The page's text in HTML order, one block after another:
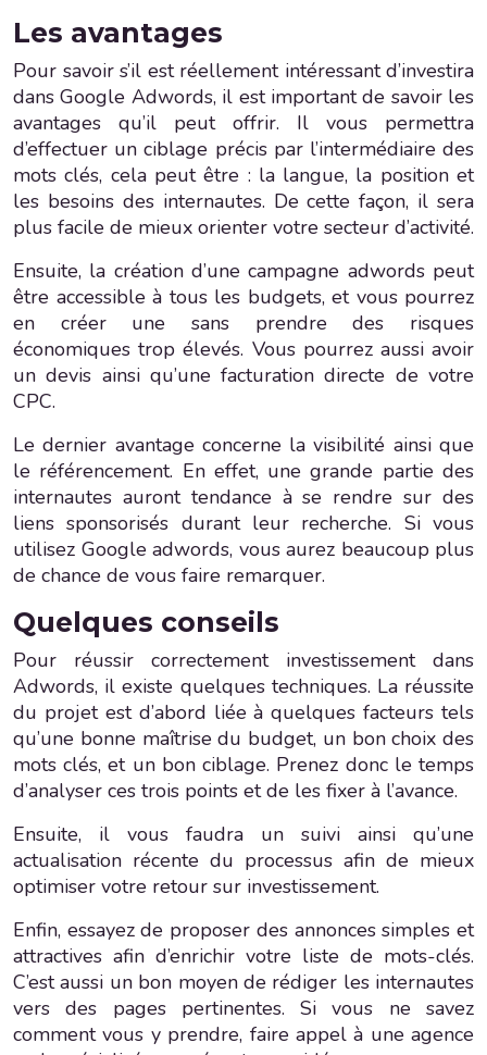
Les avantages
Pour savoir s’il est réellement intéressant d’investira
dans Google Adwords, il est important de savoir les
avantages qu’il peut offrir. Il vous permettra
d’effectuer un ciblage précis par l’intermédiaire des
mots clés, cela peut être : la langue, la position et
les besoins des internautes. De cette façon, il sera
plus facile de mieux orienter votre secteur d’activité.
Ensuite, la création d’une campagne adwords peut
être accessible à tous les budgets, et vous pourrez
en créer une sans prendre des risques
économiques trop élevés. Vous pourrez aussi avoir
un devis ainsi qu’une facturation directe de votre
CPC.
Le dernier avantage concerne la visibilité ainsi que
le référencement. En effet, une grande partie des
internautes auront tendance à se rendre sur des
liens sponsorisés durant leur recherche. Si vous
utilisez Google adwords, vous aurez beaucoup plus
de chance de vous faire remarquer.
Quelques conseils
Pour réussir correctement investissement dans
Adwords, il existe quelques techniques. La réussite
du projet est d’abord liée à quelques facteurs tels
qu’une bonne maîtrise du budget, un bon choix des
mots clés, et un bon ciblage. Prenez donc le temps
d’analyser ces trois points et de les fixer à l’avance.
Ensuite, il vous faudra un suivi ainsi qu’une
actualisation récente du processus afin de mieux
optimiser votre retour sur investissement.
Enfin, essayez de proposer des annonces simples et
attractives afin d’enrichir votre liste de mots-clés.
C’est aussi un bon moyen de rédiger les internautes
vers des pages pertinentes. Si vous ne savez
comment vous y prendre, faire appel à une agence